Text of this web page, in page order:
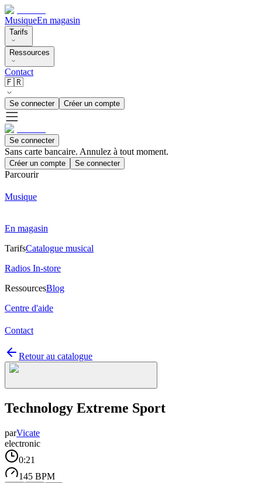
MusiqueEn magasin
Tarifs
Ressources
Contact
🇫🇷
Se connecter Créer un compte
Se connecter
Sans carte bancaire. Annulez à tout moment.
Créer un compte Se connecter
Parcourir
Musique
En magasin
TarifsCatalogue musical
Radios In-store
RessourcesBlog
Centre d'aide
Contact
Retour au catalogue
Technology Extreme Sport
parVicate
electronic
0:21
145 BPM